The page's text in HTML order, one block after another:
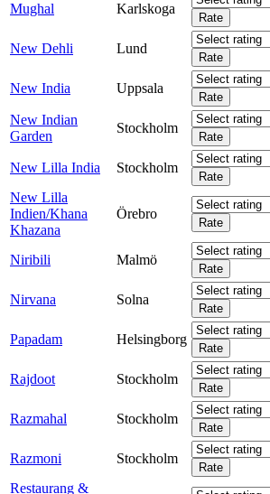
Mughal Karlskoga
New Dehli Lund
New India Uppsala
New Indian
Garden
Stockholm
New Lilla India
Stockholm
New Lilla
Indien/Khana
Khazana
Örebro
Niribili Malmö
Nirvana Solna
Papadam Helsingborg
Rajdoot Stockholm
Razmahal Stockholm
Razmoni
Stockholm
Restaurang &